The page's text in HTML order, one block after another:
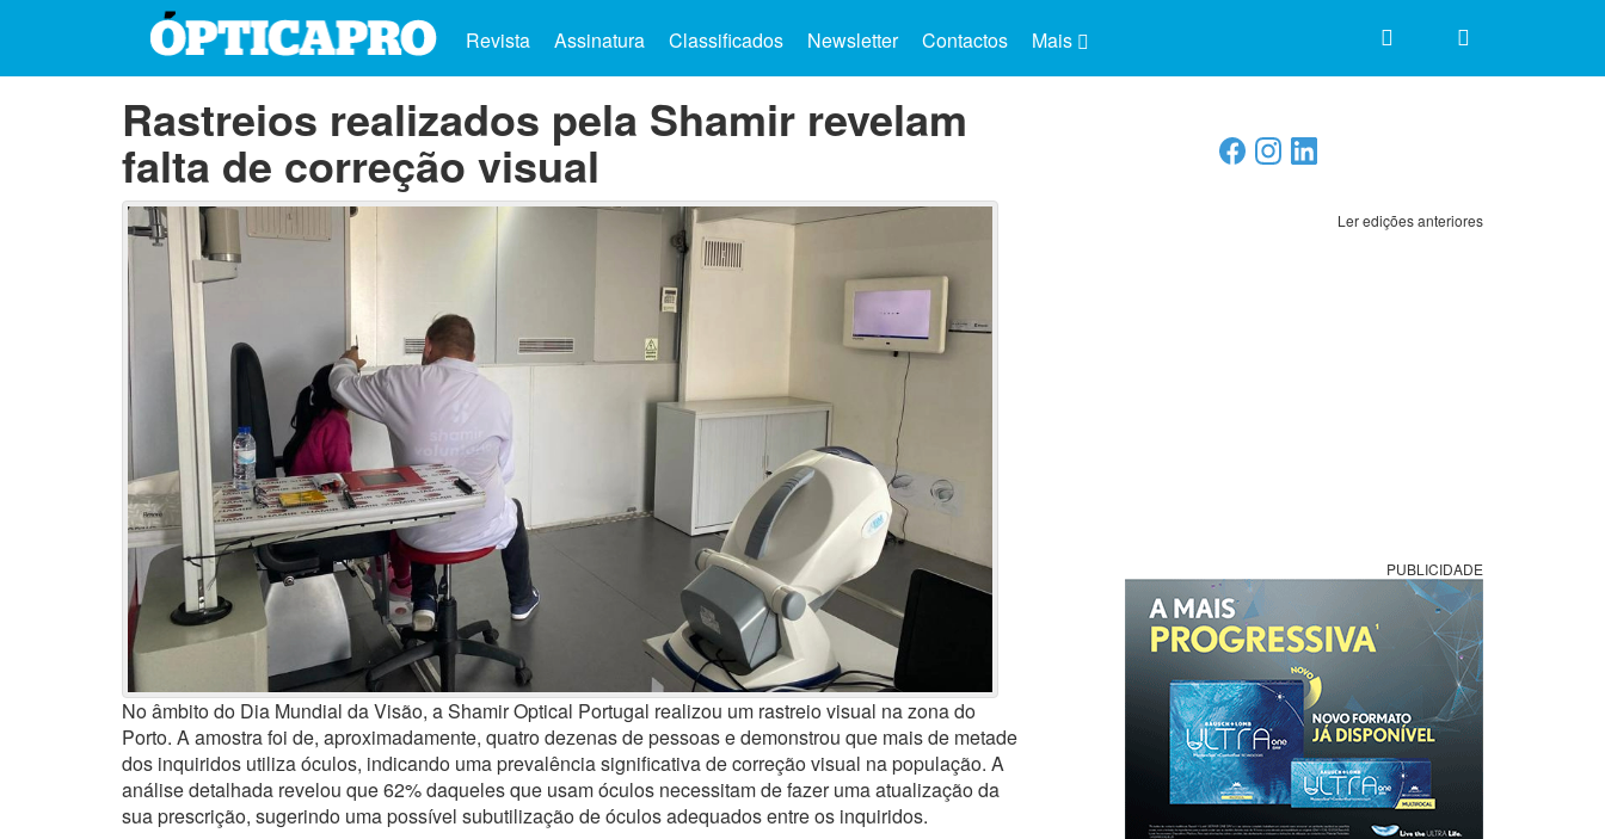
Mais
Revista Assinatura Classificados Newsletter Contactos
Rastreios realizados pela Shamir revelam
falta de correção visual
No âmbito do Dia Mundial da Visão, a Shamir Optical Portugal realizou um rastreio visual na zona do
Porto. A amostra foi de, aproximadamente, quatro dezenas de pessoas e demonstrou que mais de metade
dos inquiridos utiliza óculos, indicando uma prevalência significativa de correção visual na população. A
análise detalhada revelou que 62% daqueles que usam óculos necessitam de fazer uma atualização da
sua prescrição, sugerindo uma possível subutilização de óculos adequados entre os inquiridos.
Ler edições anteriores
PUBLICIDADE